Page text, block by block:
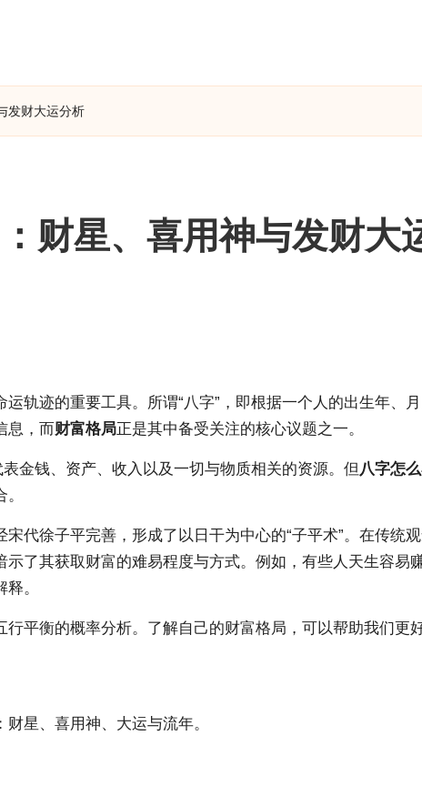
发财大运分析
财星、喜用神与发财大
轨迹的重要工具。所谓“八字”，即根据一个人的出生年、
息，而财富格局正是其中备受关注的核心议题之一。
金钱、资产、收入以及一切与物质相关的资源。但八字怎
代徐子平完善，形成了以日干为中心的“子平术”。在传统
了其获取财富的难易程度与方式。例如，有些人天生容易
。
平衡的概率分析。了解自己的财富格局，可以帮助我们更
星、喜用神、大运与流年。